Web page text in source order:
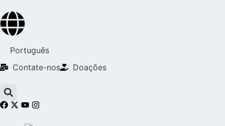
Português
Contate-nos
Doações